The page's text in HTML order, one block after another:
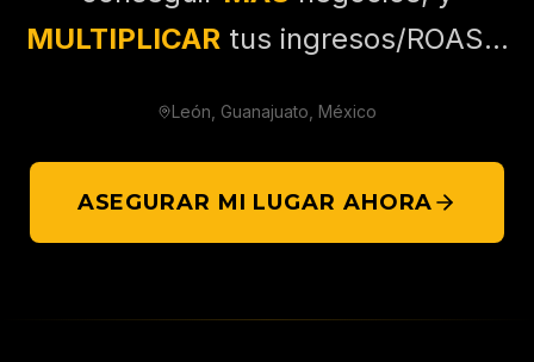
MULTIPLICARtus ingresos/ROAS...
León, Guanajuato, México
ASEGURAR MI LUGAR AHORA